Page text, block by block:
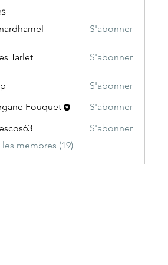
S'abonner
Tarlet S'abonner
S'abonner
Fouquet
S'abonner
S'abonner
membres (19)